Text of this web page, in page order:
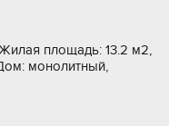
площадь: 13.2 м2,
монолитный,